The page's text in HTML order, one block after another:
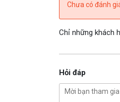
Chưa có đánh
Chỉ những khách
Hỏi đáp